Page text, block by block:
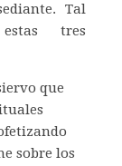
Tal
tres
que
sobre los